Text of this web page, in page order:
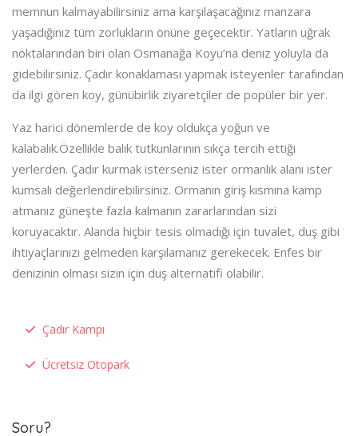
memnun kalmayabilirsiniz ama karşılaşacağınız manzara
yaşadığınız tüm zorlukların önüne geçecektir. Yatların uğrak
noktalarından biri olan Osmanağa Koyu’na deniz yoluyla da
gidebilirsiniz. Çadır konaklaması yapmak isteyenler tarafından
da ilgi gören koy, günübirlik ziyaretçiler de popüler bir yer.
Yaz harici dönemlerde de koy oldukça yoğun ve
kalabalık.Özellikle balık tutkunlarının sıkça tercih ettiği
yerlerden. Çadır kurmak isterseniz ister ormanlık alanı ister
kumsalı değerlendirebilirsiniz. Ormanın giriş kısmına kamp
atmanız güneşte fazla kalmanın zararlarından sizi
koruyacaktır. Alanda hiçbir tesis olmadığı için tuvalet, duş gibi
ihtiyaçlarınızı gelmeden karşılamanız gerekecek. Enfes bir
denizinin olması sizin için duş alternatifi olabilir.
Çadır Kampı
Ücretsiz Otopark
Soru?